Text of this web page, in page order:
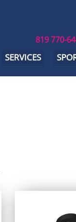
819 770-
SERVICES